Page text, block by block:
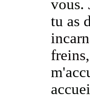
vous.
tu as